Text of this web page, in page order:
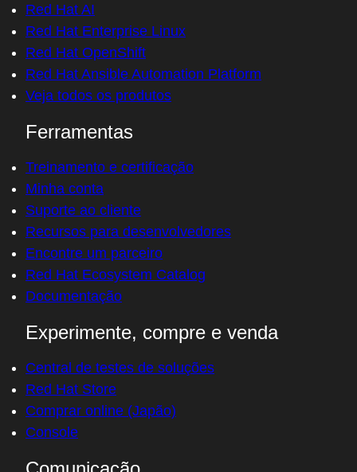
Red Hat AI
Red Hat Enterprise Linux
Red Hat OpenShift
Red Hat Ansible Automation Platform
Veja todos os produtos
Ferramentas
Treinamento e certificação
Minha conta
Suporte ao cliente
Recursos para desenvolvedores
Encontre um parceiro
Red Hat Ecosystem Catalog
Documentação
Experimente, compre e venda
Central de testes de soluções
Red Hat Store
Comprar online (Japão)
Console